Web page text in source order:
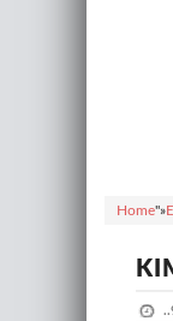
Home"»
..